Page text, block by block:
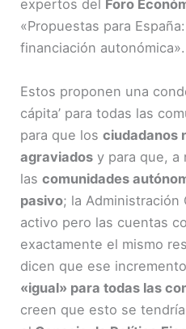
expertos del Foro
«Propuestas para
financiación autonómica».
Estos proponen una
cápita’ para todas las
para que losciudadanos
agraviados y para que, a
lascomunidades
pasivo; la Administración
activo pero las cuentas
exactamente el mismo
dicen que ese
«igual» para todas las
creen que esto se